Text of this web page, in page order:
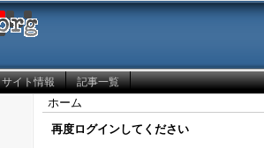
サイト情報 記事一覧
ホーム
再度ログインしてください